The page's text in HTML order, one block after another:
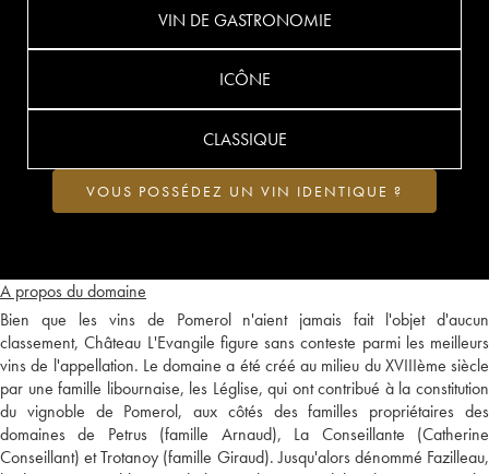
A propos du domaine
Bien que les vins de Pomerol n'aient jamais fait l'objet d'aucun
classement, Château L'Evangile figure sans conteste parmi les meilleurs
vins de l'appellation. Le domaine a été créé au milieu du XVIIIème siècle
par une famille libournaise, les Léglise, qui ont contribué à la constitution
du vignoble de Pomerol, aux côtés des familles propriétaires des
domaines de Petrus (famille Arnaud), La Conseillante (Catherine
Conseillant) et Trotanoy (famille Giraud). Jusqu'alors dénommé Fazilleau,
VIN DE GASTRONOMIE
ICÔNE
CLASSIQUE
VOUS POSSÉDEZ UN VIN IDENTIQUE ?